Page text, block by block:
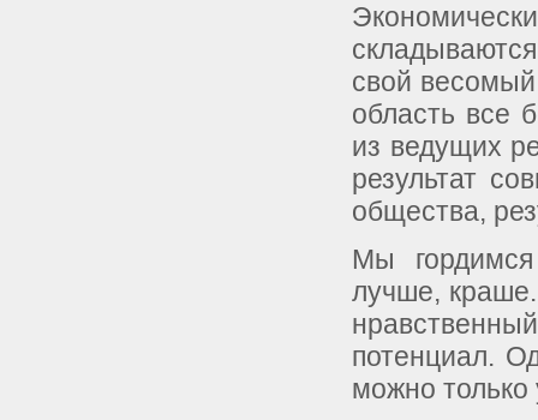
свой
область все
из ведущих
результат
общества,
Мы
лучше, краше.
потенциал.
можно